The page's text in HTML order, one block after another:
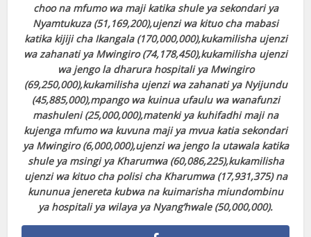
choo na mfumo wa maji katika shule ya sekondari ya
Nyamtukuza (51,169,200),ujenzi wa kituo cha mabasi
katika kijiji cha Ikangala (170,000,000),kukamilisha ujenzi
wa zahanati ya Mwingiro (74,178,450),kukamilisha ujenzi
wa jengo la dharura hospitali ya Mwingiro
(69,250,000),kukamilisha ujenzi wa zahanati ya Nyijundu
(45,885,000),mpango wa kuinua ufaulu wa wanafunzi
mashuleni (25,000,000),matenki ya kuhifadhi maji na
kujenga mfumo wa kuvuna maji ya mvua katia sekondari
ya Mwingiro (6,000,000),ujenzi wa jengo la utawala katika
shule ya msingi ya Kharumwa (60,086,225),kukamilisha
ujenzi wa kituo cha polisi cha Kharumwa (17,931,375) na
kununua jenereta kubwa na kuimarisha miundombinu
ya hospitali ya wilaya ya Nyang’hwale (50,000,000).